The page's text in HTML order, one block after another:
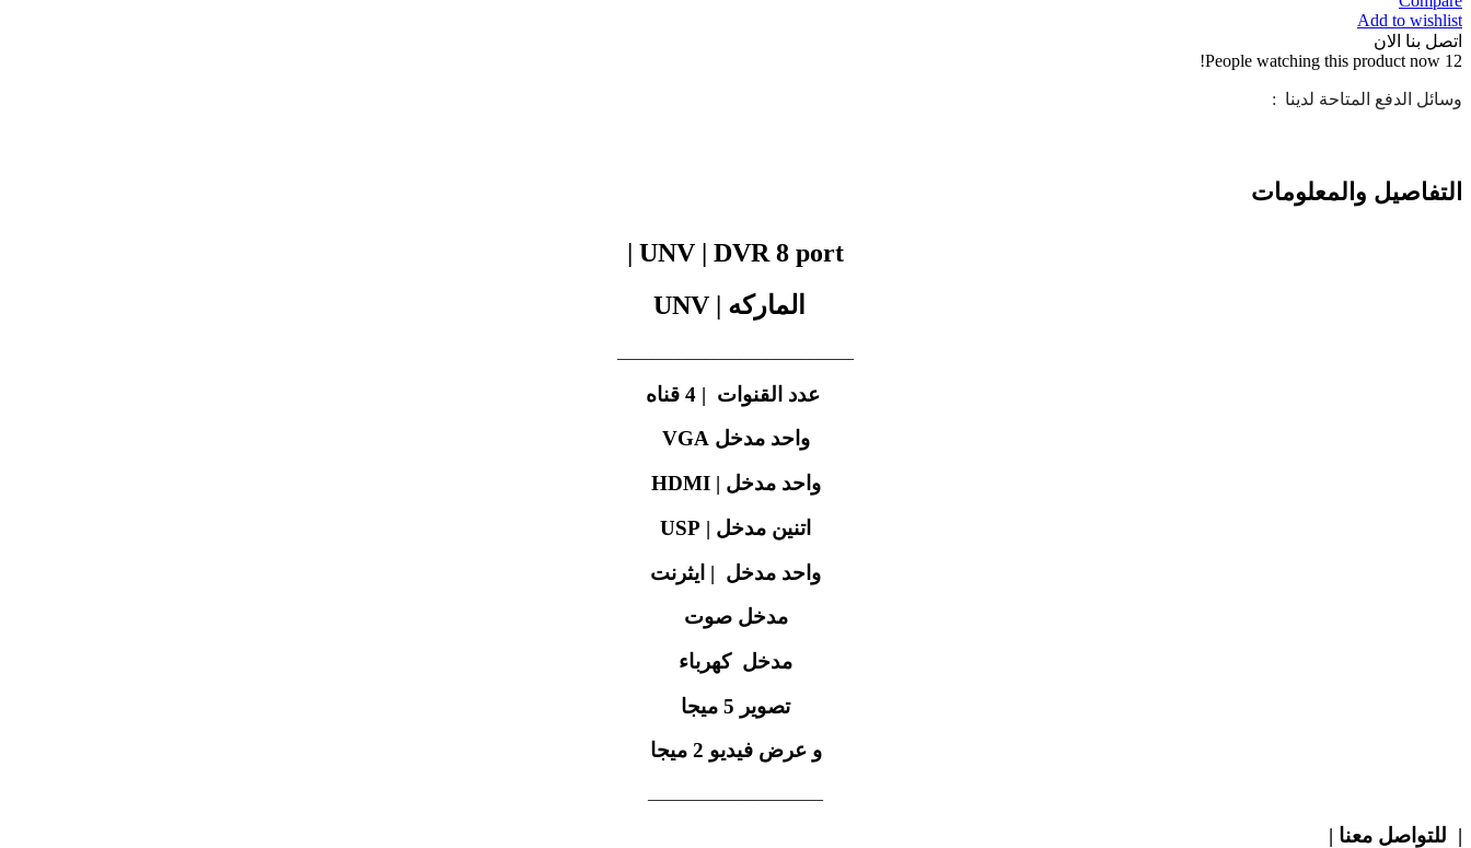
Add to wishlist
اتصل بنا الان
12
People watching this product now!
وسائل الدفع المتاحة لدينا :
التفاصيل والمعلومات
UNV | DVR 8 port |
الماركه | UNV
عدد القنوات | 4 قناه
واحد مدخل VGA
واحد مدخل | HDMI
اتنين مدخل | USP
واحد مدخل | ايثرنت
مدخل صوت
مدخل كهرباء
تصوير 5 ميجا
و عرض فيديو 2 ميجا
| للتواصل معنا |